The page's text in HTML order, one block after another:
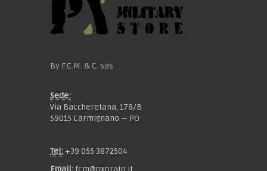
By F.C.M. & C. sas
Sede:
Via Baccheretana, 178/B
59015 Carmignano — PO
Tel: +39 055 3872504
Email: fcm@pxprato.it